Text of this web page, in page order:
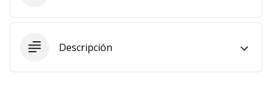
Descripción